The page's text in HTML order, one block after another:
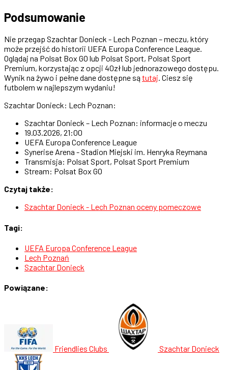
Podsumowanie
Nie przegap Szachtar Donieck - Lech Poznan – meczu, który
może przejść do historii UEFA Europa Conference League.
Oglądaj na Polsat Box GO lub Polsat Sport, Polsat Sport
Premium, korzystając z opcji 40zł lub jednorazowego dostępu.
Wynik na żywo i pełne dane dostępne sątutaj. Ciesz się
futbolem w najlepszym wydaniu!
Szachtar Donieck: Lech Poznan:
Szachtar Donieck – Lech Poznan: informacje o meczu
19.03.2026, 21:00
UEFA Europa Conference League
Synerise Arena - Stadion Miejski im. Henryka Reymana
Transmisja: Polsat Sport, Polsat Sport Premium
Stream: Polsat Box GO
Czytaj także:
Szachtar Donieck - Lech Poznan oceny pomeczowe
Tagi:
UEFA Europa Conference League
Lech Poznań
Szachtar Donieck
Powiązane:
Friendlies Clubs Szachtar Donieck